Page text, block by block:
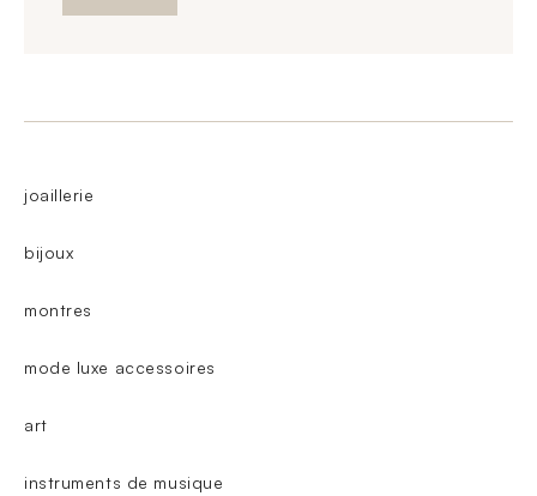
joaillerie
bijoux
montres
mode luxe accessoires
art
instruments de musique